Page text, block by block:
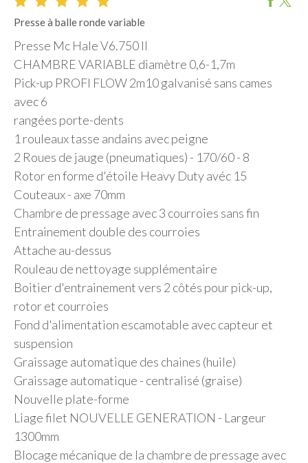
Presse à balle ronde variable
Presse Mc Hale V6.750 II
CHAMBRE VARIABLE diamètre 0,6-1,7m
Pick-up PROFI FLOW 2m10 galvanisé sans cames
avec 6
rangées porte-dents
1 rouleaux tasse andains avec peigne
2 Roues de jauge (pneumatiques) - 170/60 - 8
Rotor en forme d'étoile Heavy Duty avéc 15
Couteaux - axe 70mm
Chambre de pressage avec 3 courroies sans fin
Entrainement double des courroies
Attache au-dessus
Rouleau de nettoyage supplémentaire
Boitier d'entrainement vers 2 côtés pour pick-up,
rotor et courroies
Fond d'alimentation escamotable avec capteur et
suspension
Graissage automatique des chaines (huile)
Graissage automatique - centralisé (graise)
Nouvelle plate-forme
Liage filet NOUVELLE GENERATION - Largeur
1300mm
Blocage mécanique de la chambre de pressage avec